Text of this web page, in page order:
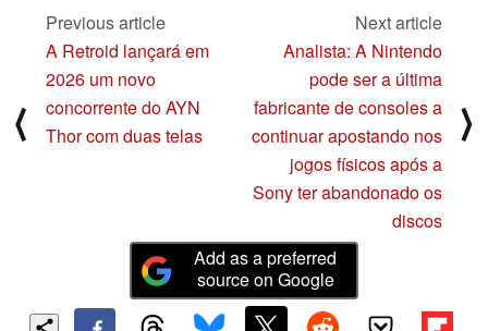
⟨
Previous article
A Retroid lançará em
2026 um novo
concorrente do AYN
Thor com duas telas
Next article
Analista: A Nintendo
pode ser a última
fabricante de consoles a
continuar apostando nos
jogos físicos após a
Sony ter abandonado os
discos
⟩
Add as a preferred
source on Google